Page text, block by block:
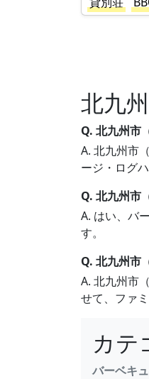
北九
Q. 北九州市
A. 北九州市
ージ・ログ
Q. 北九州市
A. はい、バ
す。
Q. 北九州市
A. 北九州市
せて、ファ
カテ
バーベキ